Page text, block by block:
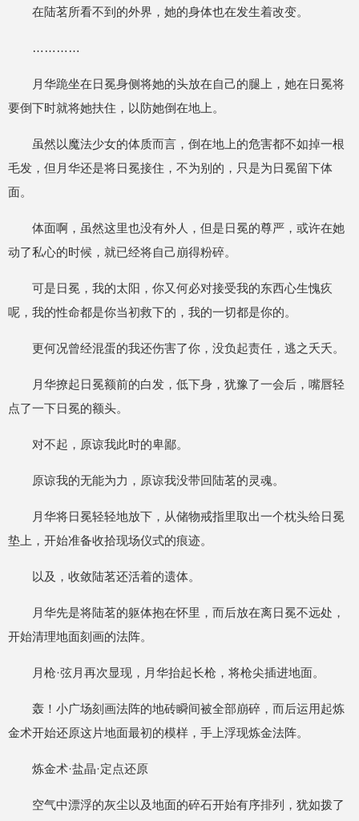
在陆茗所看不到的外界，她的身体也在发生着改变。
…………
月华跪坐在日冕身侧将她的头放在自己的腿上，她在日冕将
要倒下时就将她扶住，以防她倒在地上。
虽然以魔法少女的体质而言，倒在地上的危害都不如掉一根
毛发，但月华还是将日冕接住，不为别的，只是为日冕留下体
面。
体面啊，虽然这里也没有外人，但是日冕的尊严，或许在她
动了私心的时候，就已经将自己崩得粉碎。
可是日冕，我的太阳，你又何必对接受我的东西心生愧疚
呢，我的性命都是你当初救下的，我的一切都是你的。
更何况曾经混蛋的我还伤害了你，没负起责任，逃之夭夭。
月华撩起日冕额前的白发，低下身，犹豫了一会后，嘴唇轻
点了一下日冕的额头。
对不起，原谅我此时的卑鄙。
原谅我的无能为力，原谅我没带回陆茗的灵魂。
月华将日冕轻轻地放下，从储物戒指里取出一个枕头给日冕
垫上，开始准备收拾现场仪式的痕迹。
以及，收敛陆茗还活着的遗体。
月华先是将陆茗的躯体抱在怀里，而后放在离日冕不远处，
开始清理地面刻画的法阵。
月枪·弦月再次显现，月华抬起长枪，将枪尖插进地面。
轰！小广场刻画法阵的地砖瞬间被全部崩碎，而后运用起炼
金术开始还原这片地面最初的模样，手上浮现炼金法阵。
炼金术·盐晶·定点还原
空气中漂浮的灰尘以及地面的碎石开始有序排列，犹如拨了